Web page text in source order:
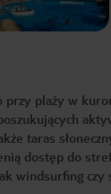
Każdy kto
kids club
W pobliżu
którym
Polecam.
plaży w
taras
dostęp do
windsurfing czy